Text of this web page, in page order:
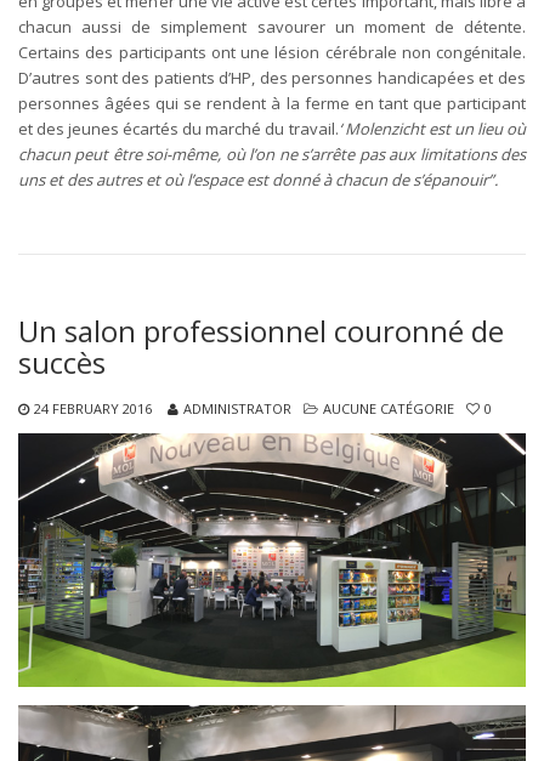
chacun aussi de simplement savourer un moment de détente.
Certains des participants ont une lésion cérébrale non congénitale.
D’autres sont des patients d’HP, des personnes handicapées et des
personnes âgées qui se rendent à la ferme en tant que participant
et des jeunes écartés du marché du travail.‘ Molenzicht est un lieu où
chacun peut être soi-même, où l’on ne s’arrête pas aux limitations des
uns et des autres et où l’espace est donné à chacun de s’épanouir”.
Un salon professionnel couronné de
succès
24 FEBRUARY 2016 ADMINISTRATOR AUCUNE CATÉGORIE 0